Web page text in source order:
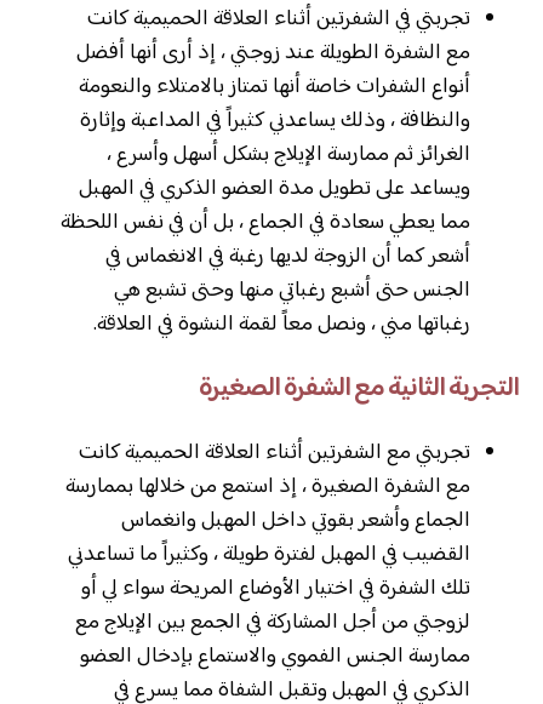
تجربتي في الشفرتين أثناء العلاقة الحميمية كانت
مع الشفرة الطويلة عند زوجتي ، إذ أرى أنها أفضل
أنواع الشفرات خاصة أنها تمتاز بالامتلاء والنعومة
والنظافة ، وذلك يساعدني كثيراً في المداعبة وإثارة
الغرائز ثم ممارسة الإيلاج بشكل أسهل وأسرع ،
ويساعد على تطويل مدة العضو الذكري في المهبل
مما يعطي سعادة في الجماع ، بل أن في نفس اللحظة
أشعر كما أن الزوجة لديها رغبة في الانغماس في
الجنس حتى أشبع رغباتي منها وحتى تشبع هي
رغباتها مني ، ونصل معاً لقمة النشوة في العلاقة.
التجربة الثانية مع الشفرة الصغيرة
تجربتي مع الشفرتين أثناء العلاقة الحميمية كانت
مع الشفرة الصغيرة ، إذ استمع من خلالها بممارسة
الجماع وأشعر بقوتي داخل المهبل وانغماس
القضيب في المهبل لفترة طويلة ، وكثيراً ما تساعدني
تلك الشفرة في اختيار الأوضاع المريحة سواء لي أو
لزوجتي من أجل المشاركة في الجمع بين الإيلاج مع
ممارسة الجنس الفموي والاستماع بإدخال العضو
الذكري في المهبل وتقبل الشفاة مما يسرع في